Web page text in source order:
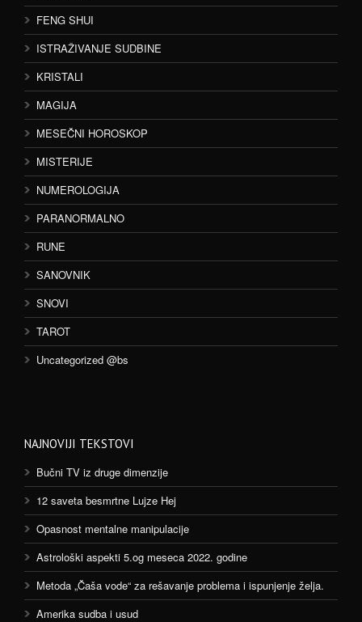
FENG SHUI
ISTRAŽIVANJE SUDBINE
KRISTALI
MAGIJA
MESEČNI HOROSKOP
MISTERIJE
NUMEROLOGIJA
PARANORMALNO
RUNE
SANOVNIK
SNOVI
TAROT
Uncategorized @bs
NAJNOVIJI TEKSTOVI
Bučni TV iz druge dimenzije
12 saveta besmrtne Lujze Hej
Opasnost mentalne manipulacije
Astrološki aspekti 5.og meseca 2022. godine
Metoda „Čaša vode“ za rešavanje problema i ispunjenje želja.
Amerika sudba i usud